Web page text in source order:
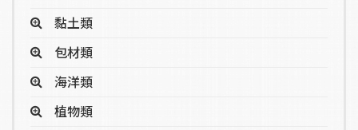
黏土類
包材類
海洋類
植物類